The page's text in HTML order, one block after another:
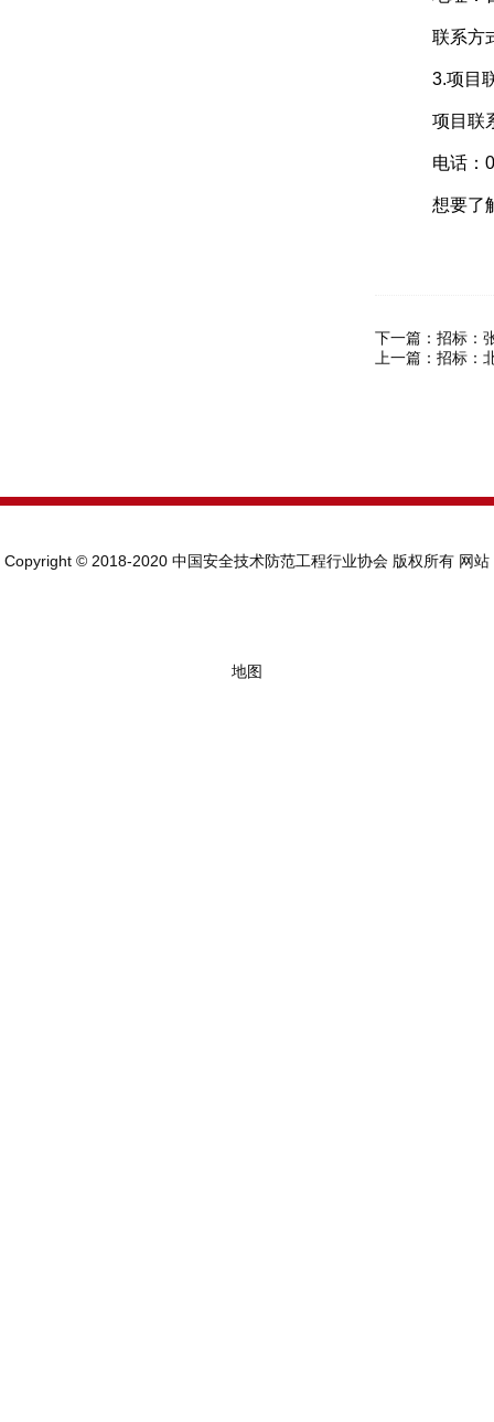
联系方式
3.项目联
项目联系
电话：
想要了解
下一篇： 招标：
上一篇： 招标：
Copyright © 2018-2020 中国安全技术防范工程行业协会 版权所有 网站
地图